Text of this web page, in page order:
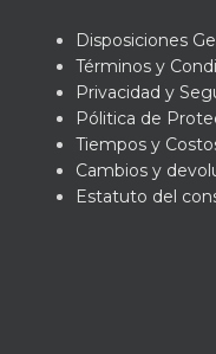
Disposiciones
Términos y
Privacidad y
Pólitica de
Tiempos y
Cambios y
Estatuto del